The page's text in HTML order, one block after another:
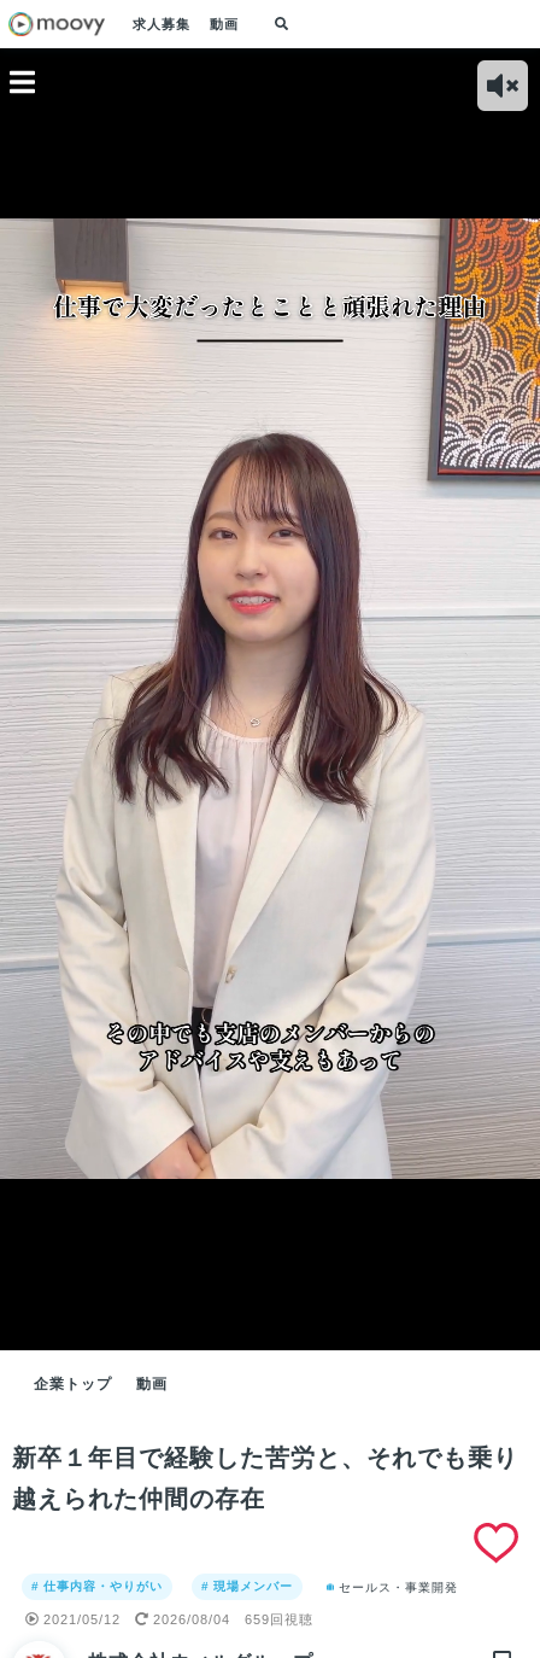
求人募集 動画
織をポ
革する
ウィルグループは業
務外でもチャレンジ
する社員を応援して
くれる文化がありま
人を救うために自衛
官を目指していた私
に入社した理由
企業トップ 動画
新卒１年目で経験した苦労と、それでも乗り
越えられた仲間の存在
# 仕事内容・やりがい # 現場メンバー セールス・事業開発
2021/05/12 2026/08/04 659回視聴